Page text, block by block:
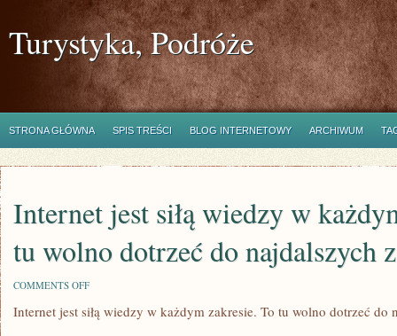
Turystyka, Podróże
STRONA GŁÓWNA SPIS TREŚCI BLOG INTERNETOWY ARCHIWUM
Internet jest siłą wiedzy w
tu wolno dotrzeć do najdalszych
COMMENTS OFFON
JEST
SIŁĄ
Internet jest siłą wiedzy w każdym zakresie. To tu wolno dotrzeć do